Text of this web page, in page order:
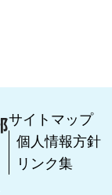
サイトマップ
個人情報方針
リンク集